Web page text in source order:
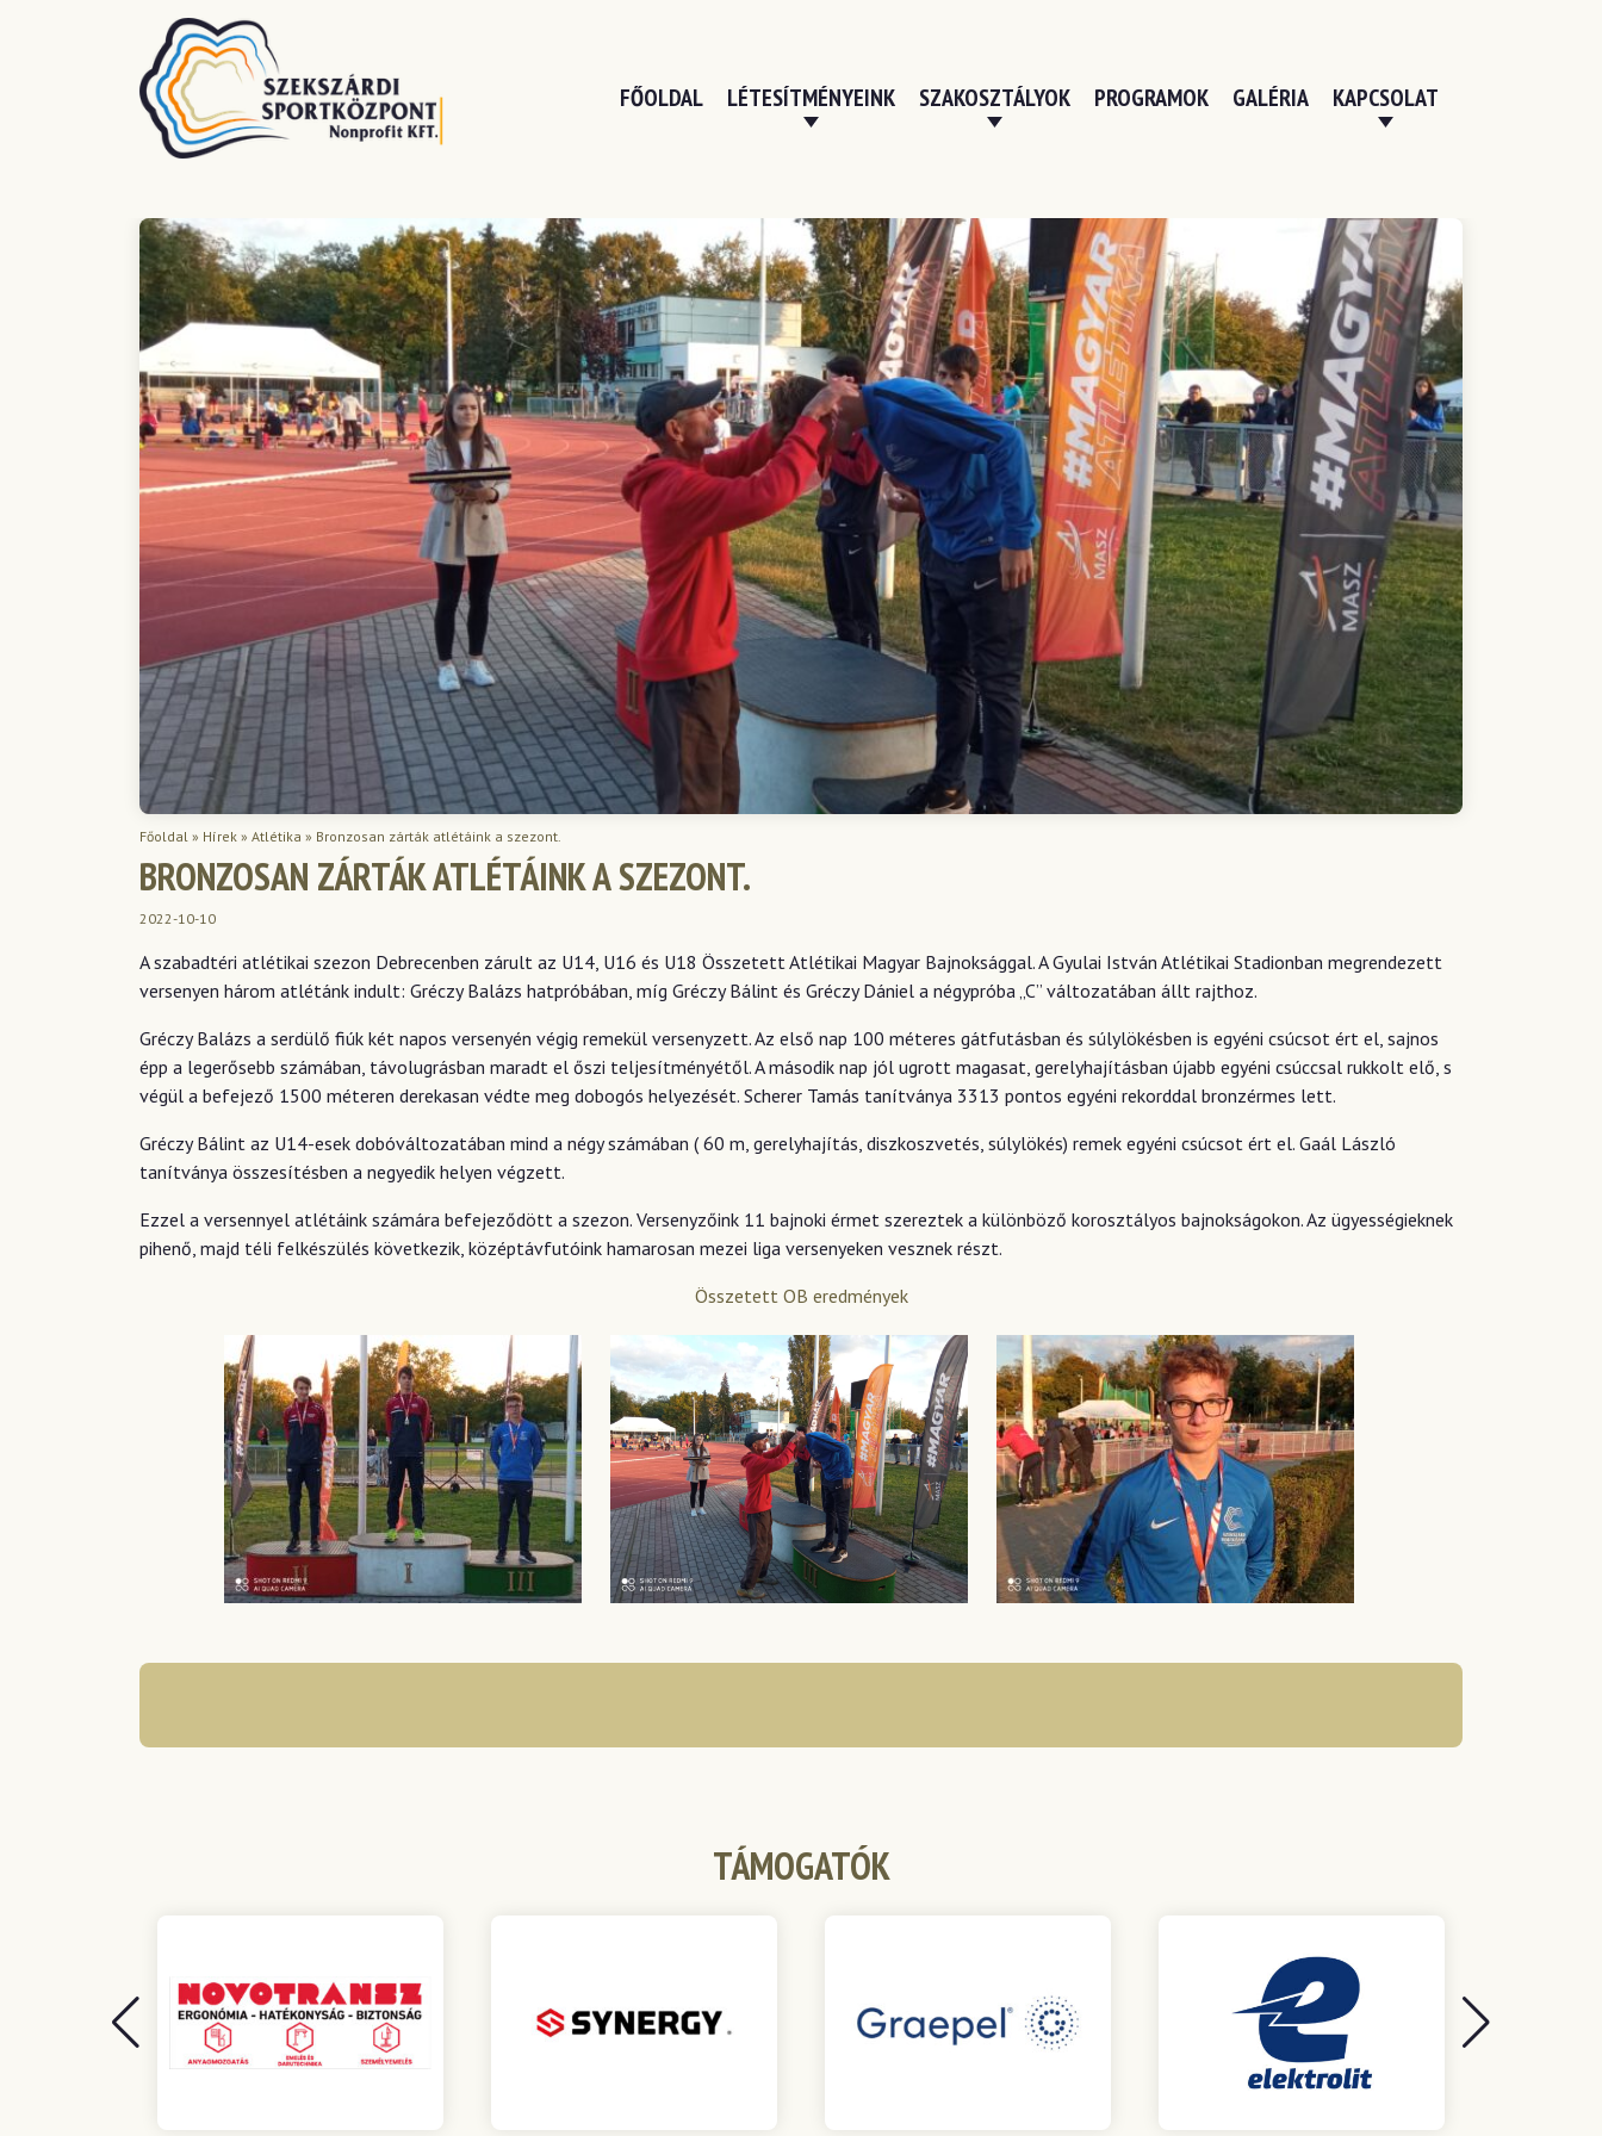
FŐOLDAL LÉTESÍTMÉNYEINK SZAKOSZTÁLYOK PROGRAMOK GALÉRIA KAPCSOLAT
Főoldal » Hírek » Atlétika » Bronzosan zárták atlétáink a szezont.
BRONZOSAN ZÁRTÁK ATLÉTÁINK A SZEZONT.
2022-10-10
A szabadtéri atlétikai szezon Debrecenben zárult az U14, U16 és U18 Összetett Atlétikai Magyar Bajnoksággal. A Gyulai István Atlétikai Stadionban megrendezett
versenyen három atlétánk indult: Gréczy Balázs hatpróbában, míg Gréczy Bálint és Gréczy Dániel a négypróba „C” változatában állt rajthoz.
Gréczy Balázs a serdülő fiúk két napos versenyén végig remekül versenyzett. Az első nap 100 méteres gátfutásban és súlylökésben is egyéni csúcsot ért el, sajnos
épp a legerősebb számában, távolugrásban maradt el őszi teljesítményétől. A második nap jól ugrott magasat, gerelyhajításban újabb egyéni csúccsal rukkolt elő, s
végül a befejező 1500 méteren derekasan védte meg dobogós helyezését. Scherer Tamás tanítványa 3313 pontos egyéni rekorddal bronzérmes lett.
Gréczy Bálint az U14-esek dobóváltozatában mind a négy számában ( 60 m, gerelyhajítás, diszkoszvetés, súlylökés) remek egyéni csúcsot ért el. Gaál László
tanítványa összesítésben a negyedik helyen végzett.
Ezzel a versennyel atlétáink számára befejeződött a szezon. Versenyzőink 11 bajnoki érmet szereztek a különböző korosztályos bajnokságokon. Az ügyességieknek
pihenő, majd téli felkészülés következik, középtávfutóink hamarosan mezei liga versenyeken vesznek részt.
Összetett OB eredmények
TÁMOGATÓK